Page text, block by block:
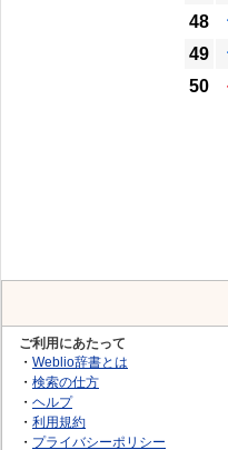
48
49
50
ご利用にあたって
・ Weblio辞書とは
・ 検索の仕方
・ ヘルプ
・ 利用規約
・ プライバシーポリシー